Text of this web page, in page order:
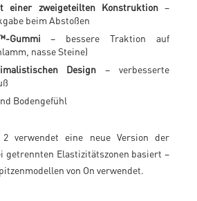
einer zweigeteilten Konstruktion–
beim Abstoßen
Gummi – bessere Traktion auf
nasse Steine)
Design – verbesserte
Bodengefühl
verwendet eine neue Version der
Elastizitätszonen basiert –
von On verwendet.